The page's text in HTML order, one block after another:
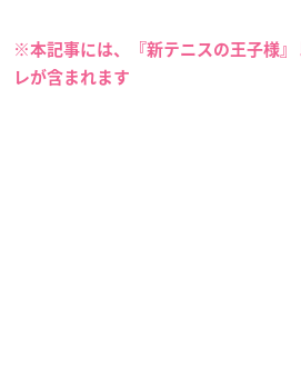
※本記事には、『新テニスの王子様
レが含まれます